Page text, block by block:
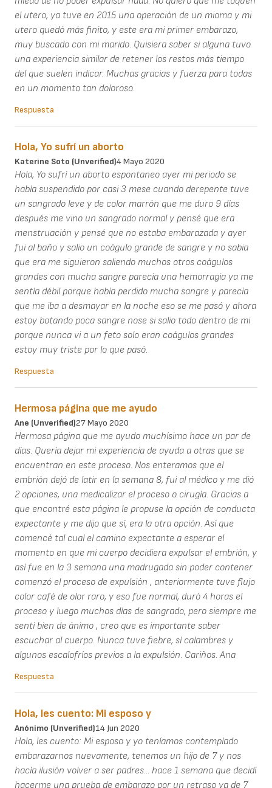
el utero, ya tuve en 2015 una operación de un mioma y mi
utero quedó más finito, y este era mi primer embarazo,
muy buscado con mi marido. Quisiera saber si alguna tuvo
una experiencia similar de retener los restos más tiempo
del que suelen indicar. Muchas gracias y fuerza para todas
en un momento tan doloroso.
Respuesta
Hola, Yo sufrí un aborto
Katerine Soto (unverified)4 Mayo 2020
Hola, Yo sufrí un aborto espontaneo ayer mi periodo se
había suspendido por casi 3 mese cuando derepente tuve
un sangrado leve y de color marrón que me duro 9 días
después me vino un sangrado normal y pensé que era
menstruación y pensé que no estaba embarazada y ayer
fui al baño y salio un coágulo grande de sangre y no sabia
que era me siguieron saliendo muchos otros coágulos
grandes con mucha sangre parecía una hemorragia ya me
sentía débil porque había perdido mucha sangre y parecía
que me iba a desmayar en la noche eso se me pasó y ahora
estoy botando poca sangre nose si salio todo dentro de mi
porque nunca vi a un feto solo eran coágulos grandes
estoy muy triste por lo que pasó.
Respuesta
Hermosa página que me ayudo
Ane (unverified)27 Mayo 2020
Hermosa página que me ayudo muchísimo hace un par de
días. Quería dejar mi experiencia de ayuda a otras que se
encuentran en este proceso. Nos enteramos que el
embrión dejó de latir en la semana 8, fui al médico y me dió
2 opciones, una medicalizar el proceso o cirugía. Gracias a
que encontré esta página le propuse la opción de conducta
expectante y me dijo que sí, era la otra opción. Así que
comencé tal cual el camino expectante a esperar el
momento en que mi cuerpo decidiera expulsar el embrión, y
así fue en la 3 semana una madrugada sin poder contener
comenzó el proceso de expulsión , anteriormente tuve flujo
color café de olor raro, y eso fue normal, duró 4 horas el
proceso y luego muchos días de sangrado, pero siempre me
sentí bien de ánimo , creo que es importante saber
escuchar al cuerpo. Nunca tuve fiebre, sí calambres y
algunos escalofríos previos a la expulsión. Cariños. Ana
Respuesta
Hola, les cuento: Mi esposo y
Anónimo (unverified)14 Jun 2020
Hola, les cuento: Mi esposo y yo teníamos contemplado
embarazarnos nuevamente, tenemos un hijo de 7 y nos
hacía ilusión volver a ser padres... hace 1 semana que decidí
hacerme una prueba de embarazo por un retraso ya de 7